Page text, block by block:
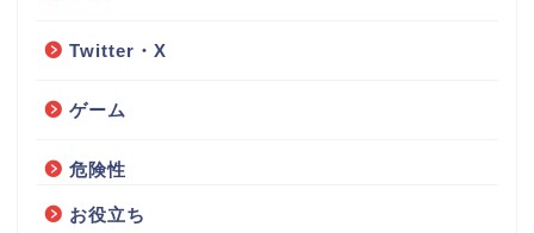
Twitter・X
ゲーム
危険性
お役立ち